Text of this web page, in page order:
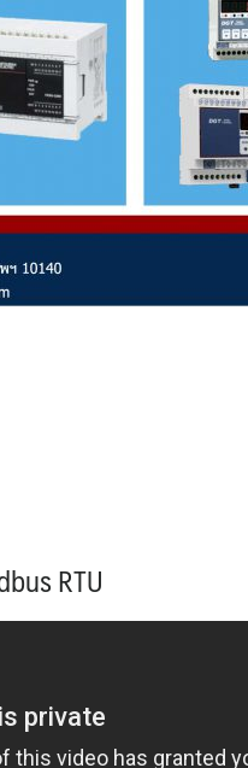
RTU